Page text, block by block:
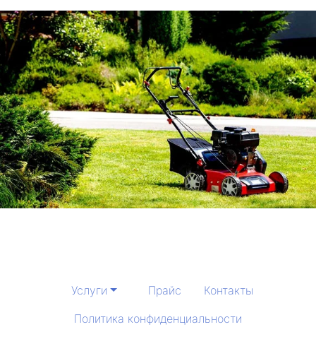
Услуги Прайс
Контакты
Политика конфиденциальности